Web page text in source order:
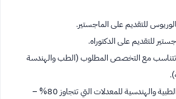
للتقديم على الماجستير.
للتقديم على الدكتوراه.
مع التخصص المطلوب (الطب والهندسة
الأولوية في التخصصات الطبية والهندسية للمعدلات التي تتجاوز 80% –